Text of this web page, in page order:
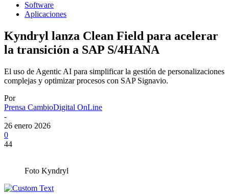
Software
Aplicaciones
Kyndryl lanza Clean Field para acelerar
la transición a SAP S/4HANA
El uso de Agentic AI para simplificar la gestión de personalizaciones
complejas y optimizar procesos con SAP Signavio.
Por
Prensa CambioDigital OnLine
-
26 enero 2026
0
44
Foto Kyndryl